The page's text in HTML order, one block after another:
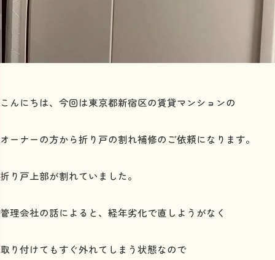
こんにちは、今回は東京都新宿区の賃貸マンションの
オーナーの方から折り戸の割れ補修のご依頼になります。
折り戸上部が割れていました。
管理会社の話によると、経年劣化で直しようがなく
取り付けてもすぐ外れてしまう状態なので